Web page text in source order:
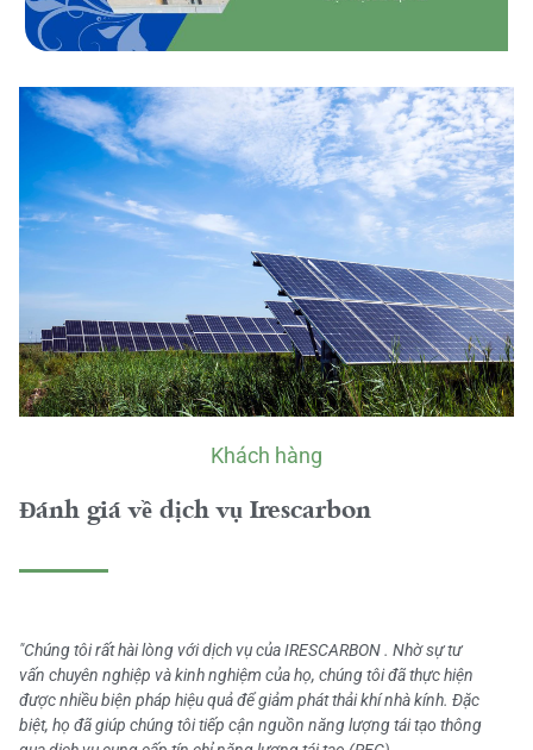
Khách hàng
Đánh giá về dịch vụ Irescarbon
"Chúng tôi rất hài lòng với dịch vụ của IRESCARBON . Nhờ sự tư
vấn chuyên nghiệp và kinh nghiệm của họ, chúng tôi đã thực hiện
được nhiều biện pháp hiệu quả để giảm phát thải khí nhà kính. Đặc
biệt, họ đã giúp chúng tôi tiếp cận nguồn năng lượng tái tạo thông